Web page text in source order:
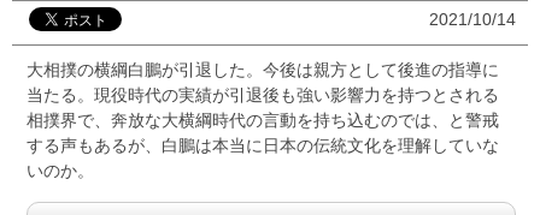
2021/10/14
大相撲の横綱白鵬が引退した。今後は親方として後進の指導に
当たる。現役時代の実績が引退後も強い影響力を持つとされる
相撲界で、奔放な大横綱時代の言動を持ち込むのでは、と警戒
する声もあるが、白鵬は本当に日本の伝統文化を理解していな
いのか。